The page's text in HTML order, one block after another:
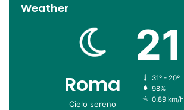
Weather
Roma
Cielo sereno
21
31º - 20º
98%
0.89 km/h